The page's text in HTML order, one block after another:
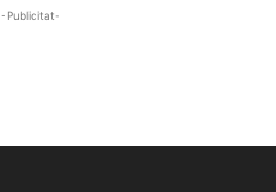
-Publicitat-